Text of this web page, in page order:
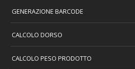
GENERAZIONE BARCODE
CALCOLO DORSO
CALCOLO PESO PRODOTTO